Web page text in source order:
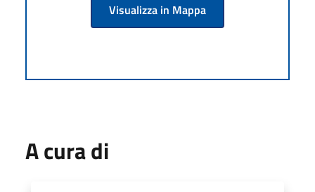
Visualizza in Mappa
A cura di